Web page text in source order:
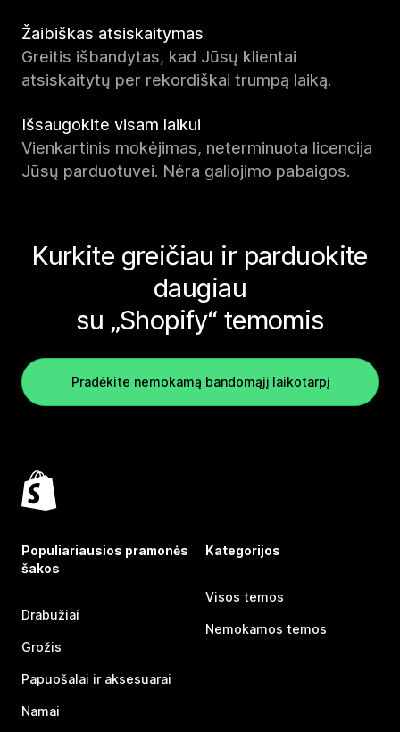
Žaibiškas atsiskaitymas
Greitis išbandytas, kad Jūsų klientai
atsiskaitytų per rekordiškai trumpą laiką.
Išsaugokite visam laikui
Vienkartinis mokėjimas, neterminuota licencija
Jūsų parduotuvei. Nėra galiojimo pabaigos.
Kurkite greičiau ir parduokite
daugiau
su „Shopify“ temomis
Pradėkite nemokamą bandomąjį laikotarpį
Populiariausios pramonės
šakos
Drabužiai
Grožis
Papuošalai ir aksesuarai
Namai
Kategorijos
Visos temos
Nemokamos temos